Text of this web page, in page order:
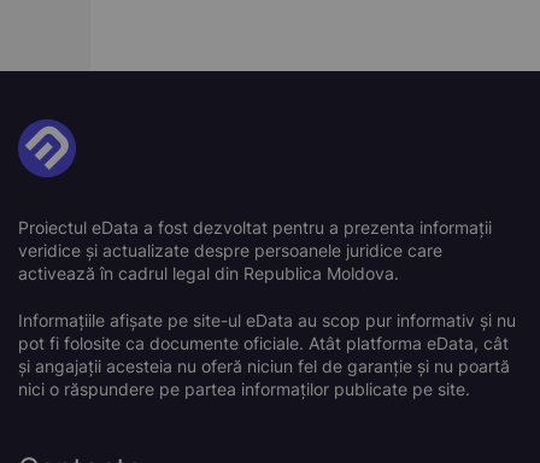
Proiectul eData a fost dezvoltat pentru a prezenta informații
veridice și actualizate despre persoanele juridice care
activează în cadrul legal din Republica Moldova.
Informațiile afișate pe site-ul eData au scop pur informativ și nu
pot fi folosite ca documente oficiale. Atât platforma eData, cât
și angajații acesteia nu oferă niciun fel de garanție și nu poartă
nici o răspundere pe partea informaților publicate pe site.